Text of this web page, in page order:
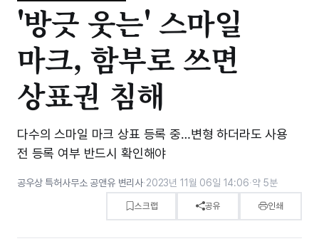
'방긋 웃는' 스마일
마크, 함부로 쓰면
상표권 침해
다수의 스마일 마크 상표 등록 중…변형 하더라도 사용
전 등록 여부 반드시 확인해야
공우상 특허사무소 공앤유 변리사·2023년 11월 06일 14:06·약 5분
스크랩 공유 인쇄